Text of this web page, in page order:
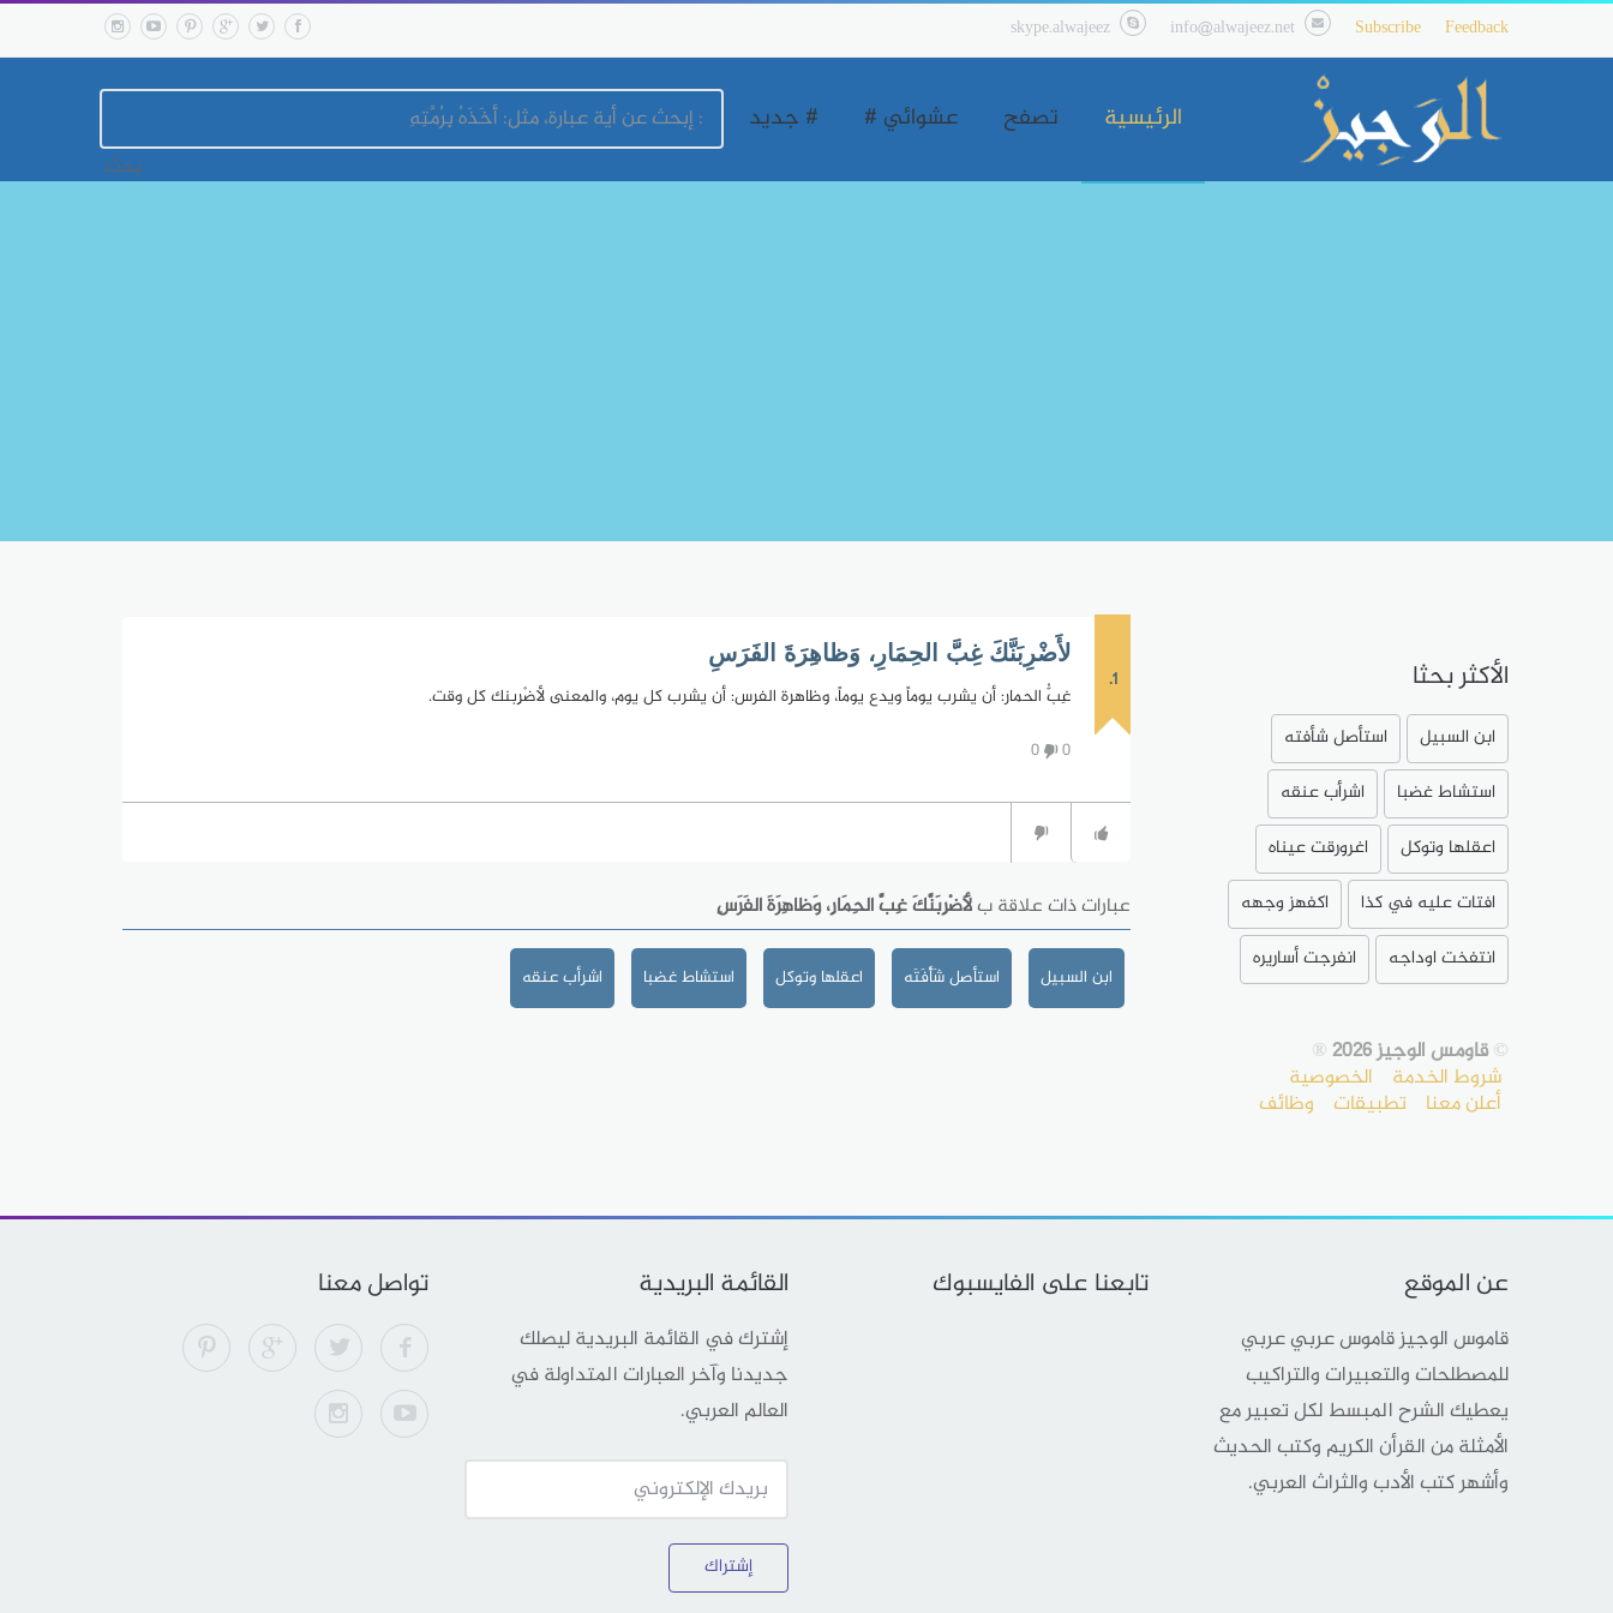
Feedback
Subscribe
info@alwajeez.net
skype.alwajeez
الرئيسية تصفح عشوائي # # جديد
1.
لأَضْرِبَنَّكَ غِبَّ الحِمَارِ، وَظاهِرَةَ الفَرَسِ
غِبُّ الحمار: أن يشرب يوماً ويدع يوماً، وظاهرة الفرس: أن يشرب كل يوم، والمعنى لأضْرِبنك كل وقت.
0
0
عبارات ذات علاقة بلأَضْرِبَنَّكَ غِبَّ الحِمَارِ، وَظاهِرَةَ الفَرَسِ
ابن السبيل استأصل شَأْفَتَه اعقلها وتوكل استشاط غضبا اشرأب عنقه
الأكثر بحثا
ابن السبيل
استأصل شأفته
استشاط غضبا
اشرأب عنقه
اعقلها وتوكل
اغرورقت عيناه
افتات عليه في كذا
اكفهز وجهه
انتفخت اوداجه
انفرجت أساريره
©قاومس الوجيز 2026 ®
شروط الخدمة الخصوصية
أعلن معنا تطبيقات وظائف
عن الموقع
قاموس الوجيز قاموس عربي عربي
للمصطلحات والتعبيرات والتراكيب
يعطيك الشرح المبسط لكل تعبير مع
الأمثلة من القرأن الكريم وكتب الحديث
وأشهر كتب الأدب والثراث العربي.
تابعنا على الفايسبوك القائمة البريدية
إشترك في القائمة البريدية ليصلك
جديدنا وآخر العبارات المتداولة في
العالم العربي.
إشتراك
تواصل معنا